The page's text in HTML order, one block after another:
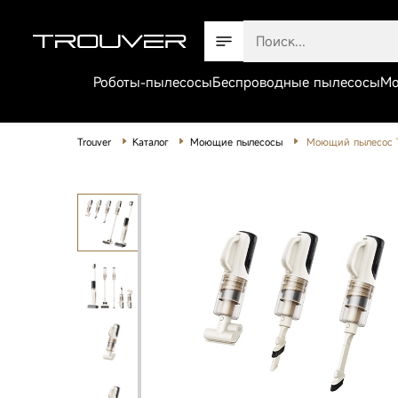
Роботы-пылесосыБеспроводные пылесосы
Беспроводные пылесосы
Моющие пылесосы
Техника для красоты
Товары для животных
Аксессуары
Робот-пылесос
Trouver V50
Complete White
Посмотреть все
Trouver Каталог Моющие пылесосы Моющий пылесос